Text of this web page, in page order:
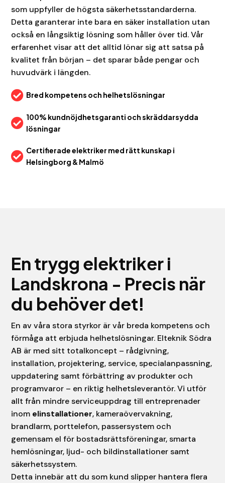
som uppfyller de högsta säkerhetsstandarderna.
Detta garanterar inte bara en säker installation utan
också en långsiktig lösning som håller över tid. Vår
erfarenhet visar att det alltid lönar sig att satsa på
kvalitet från början – det sparar både pengar och
huvudvärk i längden.
 Bred kompetens och helhetslösningar
 100% kundnöjdhetsgaranti och skräddarsydda
lösningar
 Certifierade elektriker med rätt kunskap i
Helsingborg & Malmö
En trygg elektriker i
Landskrona - Precis när
du behöver det!
En av våra stora styrkor är vår breda kompetens och
förmåga att erbjuda helhetslösningar. Elteknik Södra
AB är med sitt totalkoncept – rådgivning,
installation, projektering, service, specialanpassning,
uppdatering samt förbättring av produkter och
programvaror – en riktig helhetsleverantör. Vi utför
allt från mindre serviceuppdrag till entreprenader
inom elinstallationer, kameraövervakning,
brandlarm, porttelefon, passersystem och
gemensam el för bostadsrättsföreningar, smarta
hemlösningar, ljud- och bildinstallationer samt
säkerhetssystem.
Detta innebär att du som kund slipper hantera flera